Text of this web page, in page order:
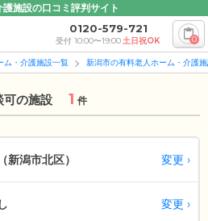
施設の口コミ評判サイト
0120-579-721
受付 10:00〜19:00土日祝OK 0
ム・介護施設一覧 新潟市の有料老人ホーム・介護
可の施設 1 件
新潟市北区） 変更
変更